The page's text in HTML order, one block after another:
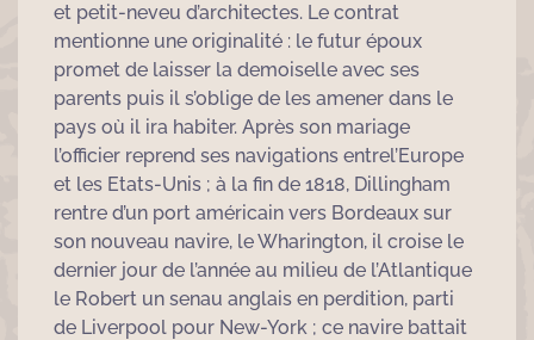
et petit-neveu d’architectes. Le contrat
mentionne une originalité : le futur époux
promet de laisser la demoiselle avec ses
parents puis il s’oblige de les amener dans le
pays où il ira habiter. Après son mariage
l’officier reprend ses navigations entrel’Europe
et les Etats-Unis ; à la fin de 1818, Dillingham
rentre d’un port américain vers Bordeaux sur
son nouveau navire, le Wharington, il croise le
dernier jour de l’année au milieu de l’Atlantique
le Robert un senau anglais en perdition, parti
de Liverpool pour New-York ; ce navire battait